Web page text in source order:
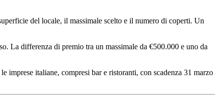
del locale, il massimale scelto e il numero di coperti. Un
La differenza di premio tra un massimale da €500.000 e uno da
imprese italiane, compresi bar e ristoranti, con scadenza 31 marzo